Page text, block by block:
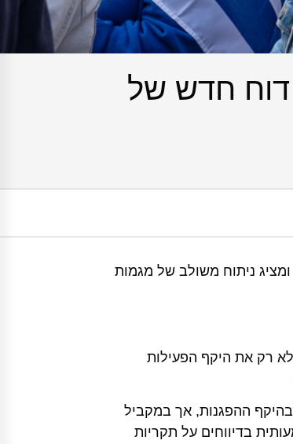
על ישראל – תמונת מצב, מאי 2026 | דוח חדש של
שמואל נאמן מפרסם דוח חדש הסוקר את הסטטוס של החרם האקדמי על ישראל במחצית הראשונה של 2026, ומציג ניתוח משולב של מגמות
לא רק את היקף הפעילות
בארה״ב במהלך 2024 נרשמה ירידה הדרגתית בהיקף ההפגנות, אך במקביל
בדיווחים על תקריות